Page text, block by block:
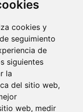
cookies y
seguimiento
de
siguientes
la
del sitio web,
web, medir
MAS GUAPA DE
LAS FOTOS
DE ARROW